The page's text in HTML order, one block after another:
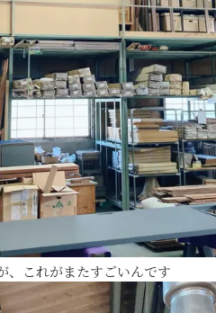
これがまたすごいんです